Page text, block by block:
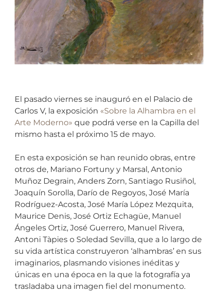
El pasado viernes se inauguró en el Palacio de
Carlos V, la exposición «Sobre la Alhambra en el
Arte Moderno» que podrá verse en la Capilla del
mismo hasta el próximo 15 de mayo.
En esta exposición se han reunido obras, entre
otros de, Mariano Fortuny y Marsal, Antonio
Muñoz Degrain, Anders Zorn, Santiago Rusiñol,
Joaquín Sorolla, Darío de Regoyos, José María
Rodríguez-Acosta, José María López Mezquita,
Maurice Denis, José Ortiz Echagüe, Manuel
Ángeles Ortiz, José Guerrero, Manuel Rivera,
Antoni Tàpies o Soledad Sevilla, que a lo largo de
su vida artística construyeron ‘alhambras’ en sus
imaginarios, plasmando visiones inéditas y
únicas en una época en la que la fotografía ya
trasladaba una imagen fiel del monumento.